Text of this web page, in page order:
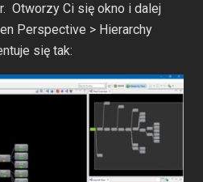
Otworzy Ci się okno i dalej
Perspective > Hierarchy
się tak: